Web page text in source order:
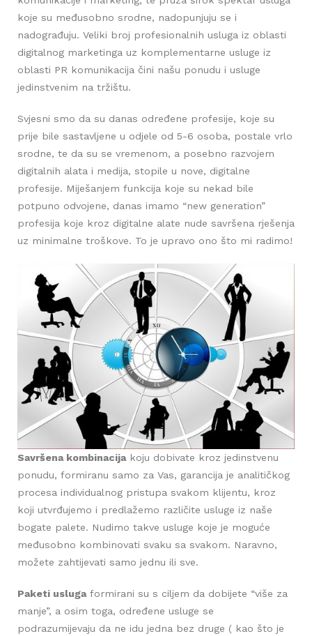
koje su međusobno srodne, nadopunjuju se i
nadograđuju. Veliki broj profesionalnih usluga iz oblasti
digitalnog marketinga uz komplementarne usluge iz
oblasti PR komunikacija čini našu ponudu i usluge
jedinstvenim na tržištu.
Svjesni smo da su danas određene profesije, koje su
prije bile sastavljene u odjele od 5-6 osoba, postale vrlo
srodne, te da su se vremenom, a posebno razvojem
digitalnih alata i medija, stopile u nove, digitalne
profesije. Miješanjem funkcija koje su nekad bile
potpuno odvojene, danas imamo “new generation”
profesija koje kroz digitalne alate nude savršena rješenja
uz minimalne troškove. To je upravo ono što mi radimo!
Savršena kombinacijakoju dobivate kroz jedinstvenu
ponudu, formiranu samo za Vas, garancija je analitičkog
procesa individualnog pristupa svakom klijentu, kroz
koji utvrđujemo i predlažemo različite usluge iz naše
bogate palete. Nudimo takve usluge koje je moguće
međusobno kombinovati svaku sa svakom. Naravno,
možete zahtijevati samo jednu ili sve.
Paketi uslugaformirani su s ciljem da dobijete “više za
manje”, a osim toga, određene usluge se
podrazumijevaju da ne idu jedna bez druge ( kao što je